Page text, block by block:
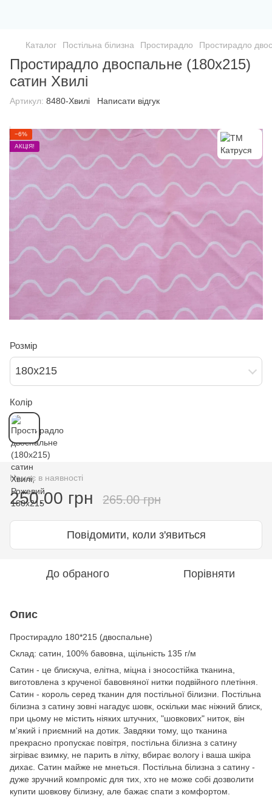
Каталог Постільна білизна Простирадло Простирадло
Простирадло двоспальне (180х215)
сатин Хвилі
Артикул: 8480-Хвилі Написати відгук
−6%
АКЦІЯ!
Розмір
180х215
Колір
Немає в наявності
250.00 грн 265.00 грн
Повідомити, коли з'явиться
До обраного Порівняти
Опис
Простирадло 180*215 (двоспальне)
Cклад: сатин, 100% бавовна, щільність 135 г/м
Сатин - це блискуча, елітна, міцна і зносостійка тканина,
виготовлена з крученої бавовняної нитки подвійного плетіння.
Сатин - король серед тканин для постільної білизни. Постільна
білизна з сатину зовні нагадує шовк, оскільки має ніжний блиск,
при цьому не містить ніяких штучних, "шовкових" ниток, він
м'який і приємний на дотик. Завдяки тому, що тканина
прекрасно пропускає повітря, постільна білизна з сатину
зігріває взимку, не парить в літку, вбирає вологу і ваша шкіра
дихає. Сатин майже не мнеться. Постільна білизна з сатину -
дуже зручний компроміс для тих, хто не може собі дозволити
купити шовкову білизну, але бажає спати з комфортом.